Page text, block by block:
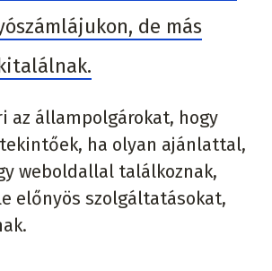
de más
az állampolgárokat, hogy
ha olyan ajánlattal,
weboldallal találkoznak,
előnyös szolgáltatásokat,